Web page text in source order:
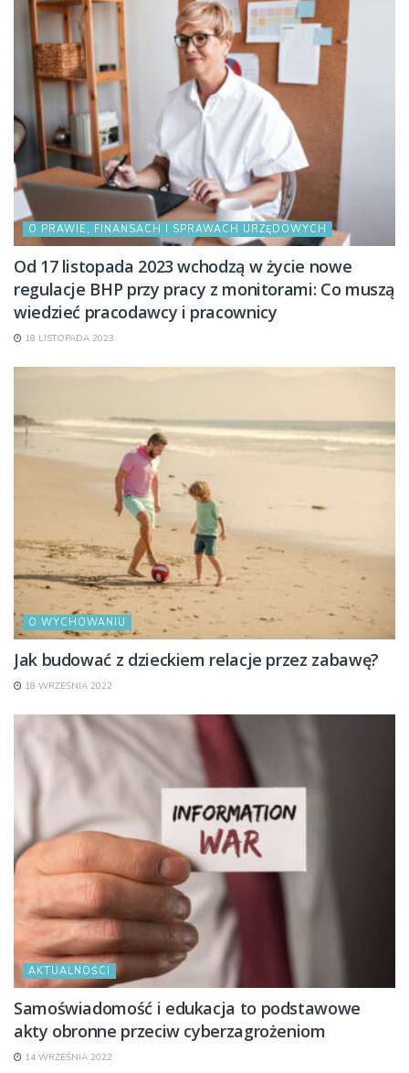
O PRAWIE, FINANSACH I SPRAWACH URZĘDOWYCH
Od 17 listopada 2023 wchodzą w życie nowe
regulacje BHP przy pracy z monitorami: Co muszą
wiedzieć pracodawcy i pracownicy
18 LISTOPADA 2023
O WYCHOWANIU
Jak budować z dzieckiem relacje przez zabawę?
18 WRZEŚNIA 2022
AKTUALNOŚCI
Samoświadomość i edukacja to podstawowe
akty obronne przeciw cyberzagrożeniom
14 WRZEŚNIA 2022